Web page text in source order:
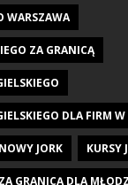
WARSZAWA
ZA GRANICĄ
DLA FIRM
JORK KURSY
GRANICĄ DLA